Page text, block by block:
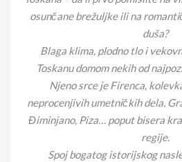
osunčane brežuljke ili na
duša?
Blaga klima, plodno tlo i
Toskanu domom nekih od
Njeno srce je Firenca,
neprocenjivih umetničkih dela.
Điminjano, Piza… poput bisera
regije.
Spoj bogatog istorijskog